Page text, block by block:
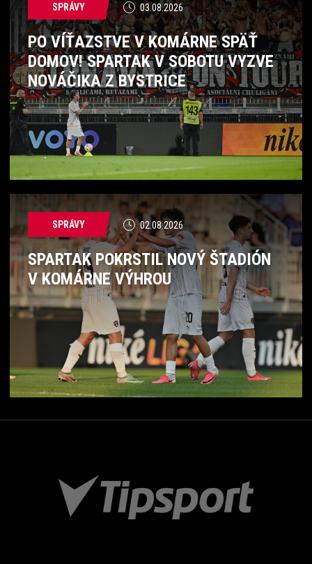
SPRÁVY 03.08.2026
PO VÍŤAZSTVE V KOMÁRNE SPÄŤ
DOMOV! SPARTAK V SOBOTU VYZVE
NOVÁČIKA Z BYSTRICE
SPRÁVY 02.08.2026
SPARTAK POKRSTIL NOVÝ ŠTADIÓN
V KOMÁRNE VÝHROU